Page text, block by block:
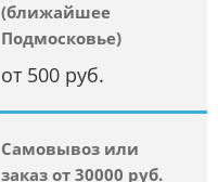
(ближайшее
Подмосковье)
от 500 руб.
Самовывоз или
заказ от 30000 руб.